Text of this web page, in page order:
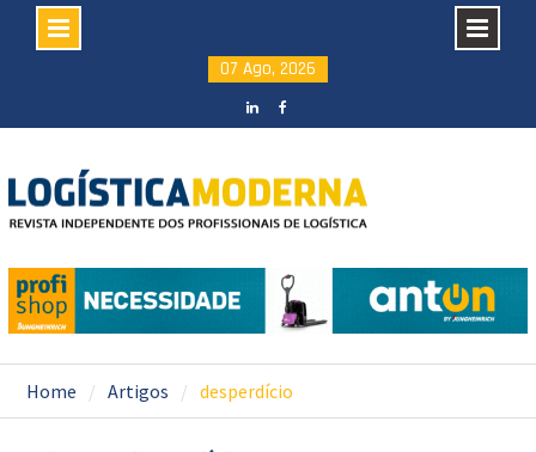
content
07 Ago, 2026
Home Artigos desperdício